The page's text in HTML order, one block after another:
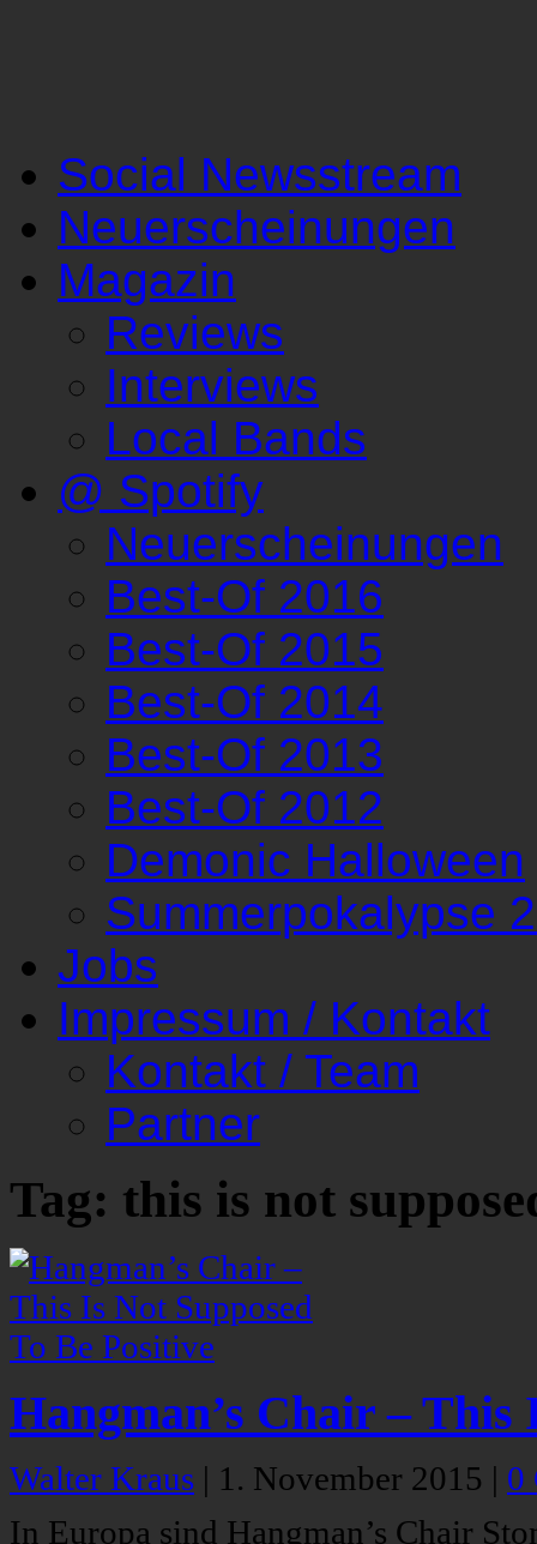
Social Newsstream
Neuerscheinungen
Magazin
Reviews
Interviews
Local Bands
@ Spotify
Neuerscheinungen
Best-Of 2016
Best-Of 2015
Best-Of 2014
Best-Of 2013
Best-Of 2012
Demonic Halloween
Summerpokalypse
Jobs
Impressum / Kontakt
Kontakt / Team
Partner
Tag: this is not
Hangman’s Chair – This
Walter Kraus | 1. November 2015 | 0
In Europa sind Hangman’s Chair